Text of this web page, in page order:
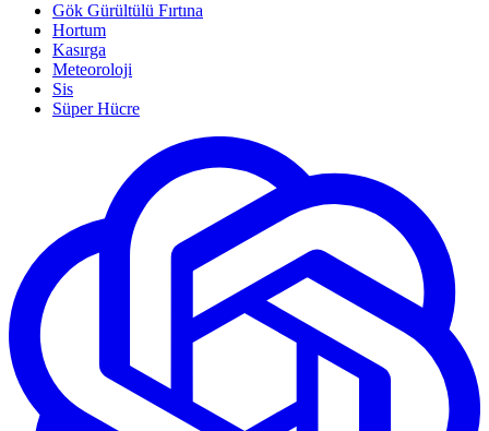
Gök Gürültülü Fırtına
Hortum
Kasırga
Meteoroloji
Sis
Süper Hücre